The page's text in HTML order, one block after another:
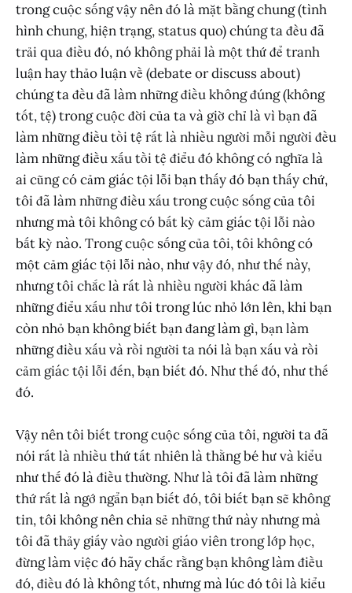
trong cuộc sống vậy nên đó là mặt bằng chung (tình
hình chung, hiện trạng, status quo) chúng ta đều đã
trải qua điều đó, nó không phải là một thứ để tranh
luận hay thảo luận về (debate or discuss about)
chúng ta đều đã làm những điều không đúng (không
tốt, tệ) trong cuộc đời của ta và giờ chỉ là vì bạn đã
làm những điều tồi tệ rất là nhiều người mỗi người đều
làm những điều xấu tồi tệ điểu đó không có nghĩa là
ai cũng có cảm giác tội lỗi bạn thấy đó bạn thấy chứ,
tôi đã làm những điều xấu trong cuộc sống của tôi
nhưng mà tôi không có bất kỳ cảm giác tội lỗi nào
bất kỳ nào. Trong cuộc sống của tôi, tôi không có
một cảm giác tội lỗi nào, như vậy đó, như thế này,
nhưng tôi chắc là rất là nhiều người khác đã làm
những điểu xấu như tôi trong lúc nhỏ lớn lên, khi bạn
còn nhỏ bạn không biết bạn đang làm gì, bạn làm
những điều xấu và rồi người ta nói là bạn xấu và rồi
cảm giác tội lỗi đến, bạn biết đó. Như thế đó, như thế
đó.
Vậy nên tôi biết trong cuộc sống của tôi, người ta đã
nói rất là nhiều thứ tất nhiên là thằng bé hư và kiểu
như thế đó là điều thường. Như là tôi đã làm những
thứ rất là ngớ ngẩn bạn biết đó, tôi biết bạn sẽ không
tin, tôi không nên chia sẻ những thứ này nhưng mà
tôi đã thảy giấy vào người giáo viên trong lớp học,
đừng làm việc đó hãy chắc rằng bạn không làm điều
đó, điều đó là không tốt, nhưng mà lúc đó tôi là kiểu